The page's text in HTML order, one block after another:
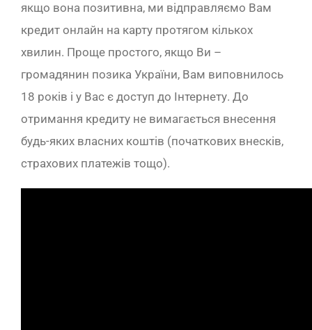
якщо вона позитивна, ми відправляємо Вам
кредит онлайн на карту протягом кількох
хвилин. Проще простого, якщо Ви –
громадянин позика України, Вам виповнилось
18 років і у Вас є доступ до Інтернету. До
отримання кредиту не вимагається внесення
будь-яких власних коштів (початкових внесків,
страхових платежів тощо).